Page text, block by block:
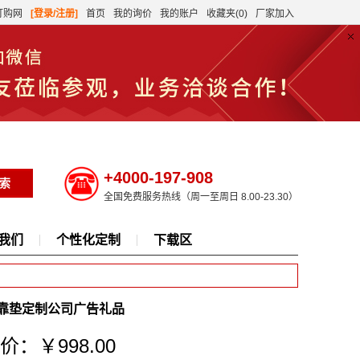
网 [登录/注册] 首页 我的询价 我的账户 收藏夹(0) 厂家加入
+4000-197-908
全国免费服务热线（周一至周日 8.00-23.30）
们 个性化定制 下载区
垫定制公司广告礼品
：￥998.00